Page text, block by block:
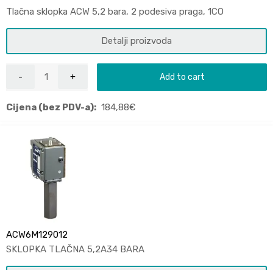
Tlačna sklopka ACW 5,2 bara, 2 podesiva praga, 1CO
Detalji proizvoda
Add to cart
Cijena (bez PDV-a): 184,88€
ACW6M129012
SKLOPKA TLAČNA 5,2A34 BARA